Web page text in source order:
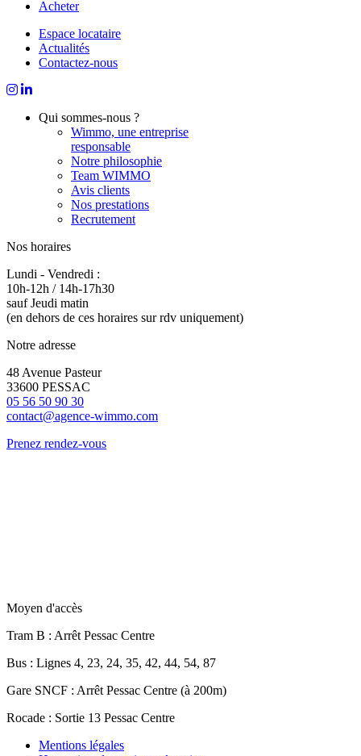
Acheter
Espace locataire
Actualités
Contactez-nous
Qui sommes-nous ?
Wimmo, une entreprise
responsable
Notre philosophie
Team WIMMO
Avis clients
Nos prestations
Recrutement
Nos horaires
Lundi - Vendredi :
10h-12h / 14h-17h30
sauf Jeudi matin
(en dehors de ces horaires sur rdv uniquement)
Notre adresse
48 Avenue Pasteur
33600 PESSAC
05 56 50 90 30
contact@agence-wimmo.com
Prenez rendez-vous
Moyen d'accès
Tram B : Arrêt Pessac Centre
Bus : Lignes 4, 23, 24, 35, 42, 44, 54, 87
Gare SNCF : Arrêt Pessac Centre (à 200m)
Rocade : Sortie 13 Pessac Centre
Mentions légales